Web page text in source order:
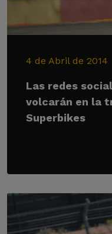
4 de Abril de 2014
Las redes
volcarán en la
Superbikes